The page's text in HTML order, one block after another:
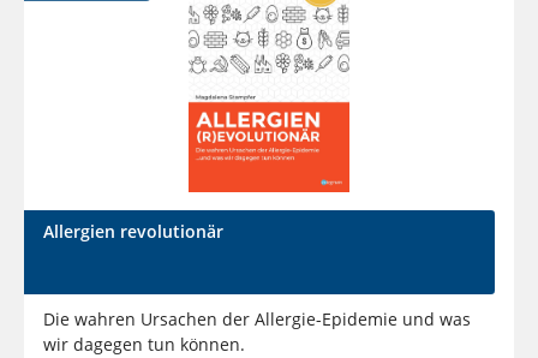
Allergien revolutionär
Die wahren Ursachen der Allergie-Epidemie und was
wir dagegen tun können.